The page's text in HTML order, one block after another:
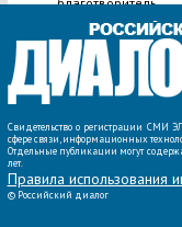
ВСЕ
Свидетельство о регистрации
сфере связи, информационных
Отдельные публикации могут
лет.
Правила использования
© Российский диалог